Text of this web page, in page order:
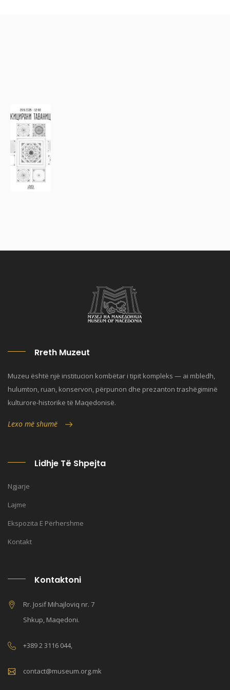
Rreth Muzeut
Muzeu është një institucion kombëtar i tipit kompleks — ai mbledh,
hulumton, ruan, konservon, përpunon dhe prezanton trashëgiminë
kulturore-historike të Maqedonisë.
Lexo më shumë
Lidhje Të Shpejta
Ngjarje
Lajme
Ekspozita E Përhershme
Kontakt
Kontaktoni
Rr. Josif Mihajloviq nr. 7
Shkup, Maqedoni.
+389 2 3116 044,
contact@museum.org.mk